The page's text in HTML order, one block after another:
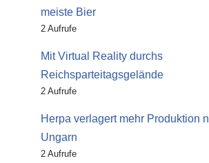
meiste Bier
2 Aufrufe
Mit Virtual Reality durchs
Reichsparteitagsgelände
2 Aufrufe
Herpa verlagert mehr Produktion
Ungarn
2 Aufrufe